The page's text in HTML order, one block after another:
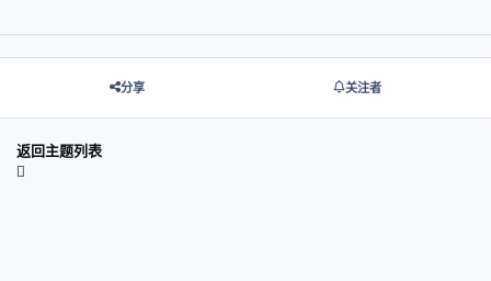
分享 关注者
返回主题列表